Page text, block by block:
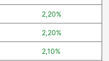
2,20%
2,20%
2,10%